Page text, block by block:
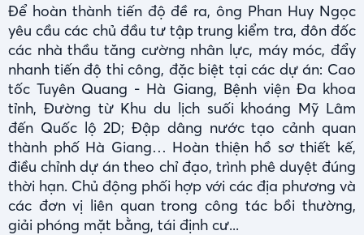
Để hoàn thành tiến độ đề ra, ông Phan Huy Ngọc
yêu cầu các chủ đầu tư tập trung kiểm tra, đôn đốc
các nhà thầu tăng cường nhân lực, máy móc, đẩy
nhanh tiến độ thi công, đặc biệt tại các dự án: Cao
tốc Tuyên Quang - Hà Giang, Bệnh viện Đa khoa
tỉnh, Đường từ Khu du lịch suối khoáng Mỹ Lâm
đến Quốc lộ 2D; Đập dâng nước tạo cảnh quan
thành phố Hà Giang… Hoàn thiện hồ sơ thiết kế,
điều chỉnh dự án theo chỉ đạo, trình phê duyệt đúng
thời hạn. Chủ động phối hợp với các địa phương và
các đơn vị liên quan trong công tác bồi thường,
giải phóng mặt bằng, tái định cư...